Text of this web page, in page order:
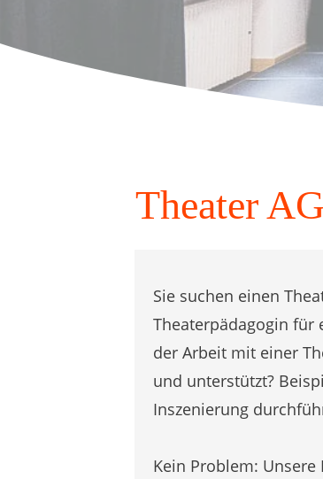
Theater
Sie suchen einen
Theaterpädagogin für
der Arbeit mit einer
und unterstützt?
Inszenierung
Kein Problem: Unsere